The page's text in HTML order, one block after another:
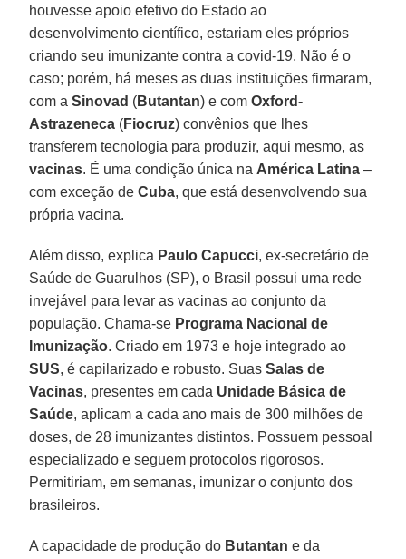
houvesse apoio efetivo do Estado ao
desenvolvimento científico, estariam eles próprios
criando seu imunizante contra a covid-19. Não é o
caso; porém, há meses as duas instituições firmaram,
com aSinovad (Butantan) e comOxford-
Astrazeneca (Fiocruz) convênios que lhes
transferem tecnologia para produzir, aqui mesmo, as
vacinas. É uma condição única na América Latina –
com exceção deCuba, que está desenvolvendo sua
própria vacina.
Além disso, explica Paulo Capucci, ex-secretário de
Saúde de Guarulhos (SP), o Brasil possui uma rede
invejável para levar as vacinas ao conjunto da
população. Chama-se Programa Nacional de
Imunização. Criado em 1973 e hoje integrado ao
SUS, é capilarizado e robusto. SuasSalas de
Vacinas, presentes em cada Unidade Básica de
Saúde, aplicam a cada ano mais de 300 milhões de
doses, de 28 imunizantes distintos. Possuem pessoal
especializado e seguem protocolos rigorosos.
Permitiriam, em semanas, imunizar o conjunto dos
brasileiros.
A capacidade de produção do Butantan e da